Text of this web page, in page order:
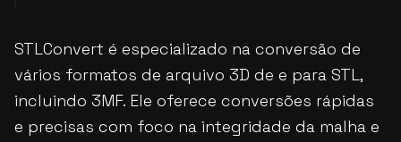
STLConvert é especializado na conversão de
vários formatos de arquivo 3D de e para STL,
incluindo 3MF. Ele oferece conversões rápidas
e precisas com foco na integridade da malha e